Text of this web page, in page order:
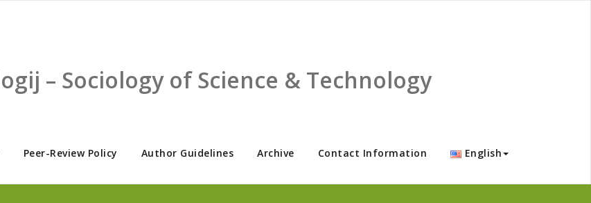
– Sociology of Science & Technology
Peer-Review Policy Author Guidelines Archive Contact Information English